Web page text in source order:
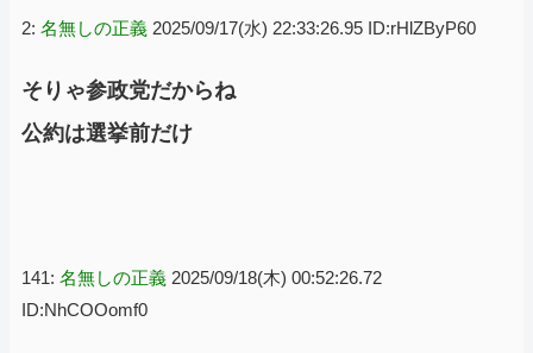
2: 名無しの正義 2025/09/17(水) 22:33:26.95 ID:rHlZByP60
そりゃ参政党だからね
公約は選挙前だけ
141: 名無しの正義 2025/09/18(木) 00:52:26.72
ID:NhCOOomf0